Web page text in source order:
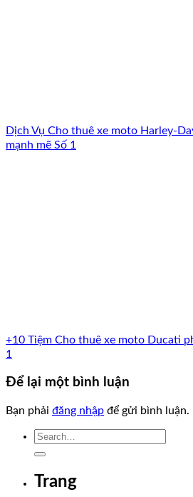
Dịch Vụ Cho thuê xe moto Harley-
mạnh mẽ Số 1
+10 Tiệm Cho thuê xe moto Ducati
1
Để lại một bình luận
Bạn phải đăng nhập để gửi bình luận.
Trang